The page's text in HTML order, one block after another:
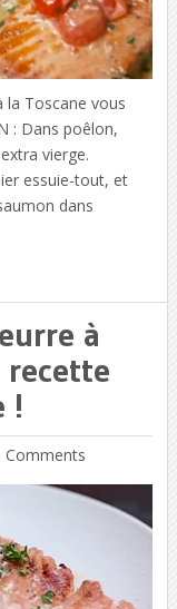
la Toscane vous
: Dans poêlon,
vierge.
essuie-tout, et
dans
à
recette
!
Comments